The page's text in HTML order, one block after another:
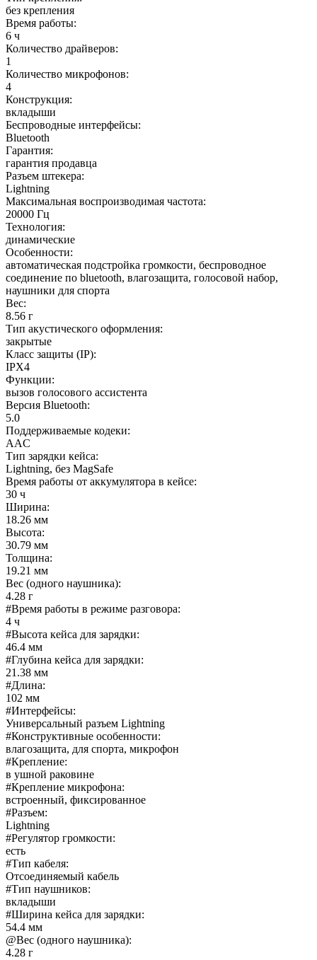
без крепления
Время работы:
6 ч
Количество драйверов:
1
Количество микрофонов:
4
Конструкция:
вкладыши
Беспроводные интерфейсы:
Bluetooth
Гарантия:
гарантия продавца
Разъем штекера:
Lightning
Максимальная воспроизводимая частота:
20000 Гц
Технология:
динамические
Особенности:
автоматическая подстройка громкости, беспроводное
соединение по bluetooth, влагозащита, голосовой набор,
наушники для спорта
Вес:
8.56 г
Тип акустического оформления:
закрытые
Класс защиты (IP):
IPX4
Функции:
вызов голосового ассистента
Версия Bluetooth:
5.0
Поддерживаемые кодеки:
AAC
Тип зарядки кейса:
Lightning, без MagSafe
Время работы от аккумулятора в кейсе:
30 ч
Ширина:
18.26 мм
Высота:
30.79 мм
Толщина:
19.21 мм
Вес (одного наушника):
4.28 г
#Время работы в режиме разговора:
4 ч
#Высота кейса для зарядки:
46.4 мм
#Глубина кейса для зарядки:
21.38 мм
#Длина:
102 мм
#Интерфейсы:
Универсальный разъем Lightning
#Конструктивные особенности:
влагозащита, для спорта, микрофон
#Крепление:
в ушной раковине
#Крепление микрофона:
встроенный, фиксированное
#Разъем:
Lightning
#Регулятор громкости:
есть
#Тип кабеля:
Отсоединяемый кабель
#Тип наушников:
вкладыши
#Ширина кейса для зарядки:
54.4 мм
@Вес (одного наушника):
4.28 г